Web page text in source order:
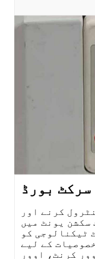
سرکٹ بورڈ
کرنے اور
سکشن یونٹ میں
ٹیکنالوجی کو
کے لیے
کرنٹ، اوور